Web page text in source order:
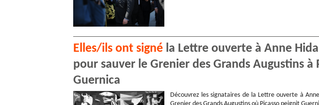
Elles/ils ont signé la Lettre ouverte à Anne
pour sauver le Grenier des Grands Augustins à
Guernica
Découvrez les signataires de la Lettre ouverte à